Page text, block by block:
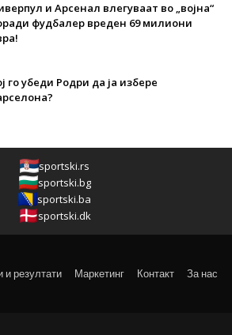
и Арсенал влегуваат во „војна“
фудбалер вреден 69 милиони
го убеди Родри да ја избере
sportski.rs
sportski.bg
sportski.ba
sportski.dk
и резултати Маркетинг Контакт За нас